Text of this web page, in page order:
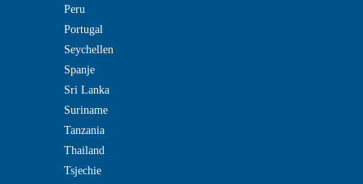
Peru
Portugal
Seychellen
Spanje
Sri Lanka
Suriname
Tanzania
Thailand
Tsjechie